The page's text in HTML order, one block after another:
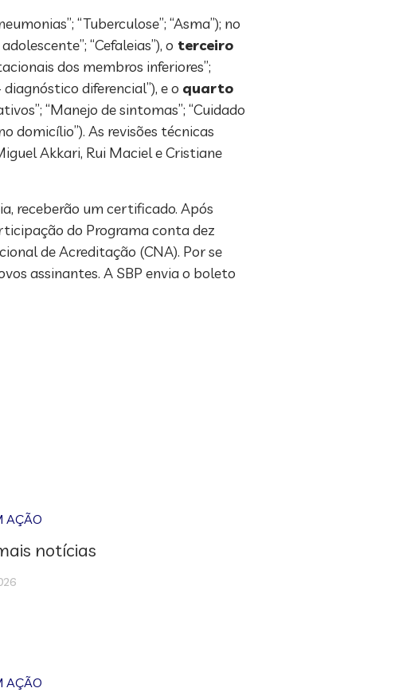
“Tuberculose”; “Asma”); no
“Cefaleias”), o terceiro
dos membros inferiores”;
diferencial”), e o quarto
“Manejo de sintomas”; “Cuidado
domicílio”). As revisões técnicas
Akkari, Rui Maciel e Cristiane
receberão um certificado. Após
do Programa conta dez
de Acreditação (CNA). Por se
assinantes. A SBP envia o boleto
AÇÃO
notícias
AÇÃO